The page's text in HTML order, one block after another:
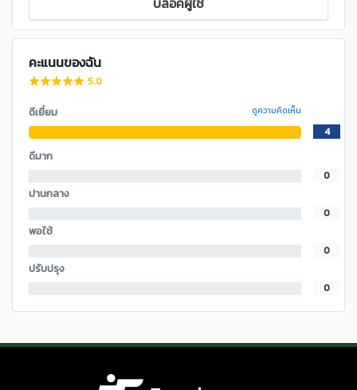
คะแนนของฉัน
5.0
ดีเยี่ยม ดูความคิดเห็น
4
ดีมาก
0
ปานกลาง
0
พอใช้
0
ปรับปรุง
0